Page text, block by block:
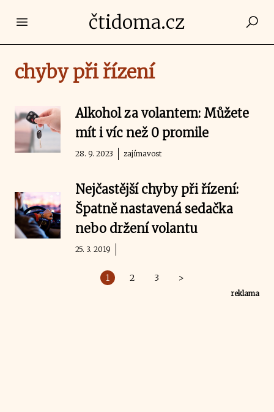
Open main menučtidoma.cz
chyby při řízení
Alkohol za volantem: Můžete
mít i víc než 0 promile
28. 9. 2023 zajímavost
Nejčastější chyby při řízení:
Špatně nastavená sedačka
nebo držení volantu
25. 3. 2019
1 2 3 >
reklama